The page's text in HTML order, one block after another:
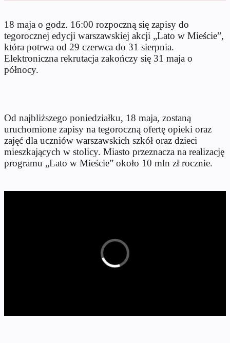
18 maja o godz. 16:00 rozpoczną się zapisy do
tegorocznej edycji warszawskiej akcji „Lato w Mieście”,
która potrwa od 29 czerwca do 31 sierpnia.
Elektroniczna rekrutacja zakończy się 31 maja o
północy.
Od najbliższego poniedziałku, 18 maja, zostaną
uruchomione zapisy na tegoroczną ofertę opieki oraz
zajęć dla uczniów warszawskich szkół oraz dzieci
mieszkających w stolicy. Miasto przeznacza na realizację
programu „Lato w Mieście” około 10 mln zł rocznie.